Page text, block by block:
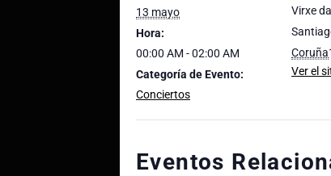
13 mayo
Hora:
00:00 AM - 02:00 AM
Categoría de Evento:
Conciertos
Virxe
Coruña
Ver el
Eventos